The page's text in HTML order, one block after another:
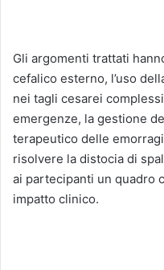
Gli argomenti trattati
cefalico esterno, l’uso
nei tagli cesarei
emergenze, la gestione
terapeutico delle
risolvere la distocia di
ai partecipanti un quadro
impatto clinico.